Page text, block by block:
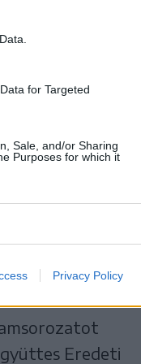
for Targeted
Sale, and/or Sharing
Purposes for which it
Privacy Policy
valamint 20
hajnalig
valamint a
belépés díjtalan.
Színház
már
lejes áron a
Eredeti